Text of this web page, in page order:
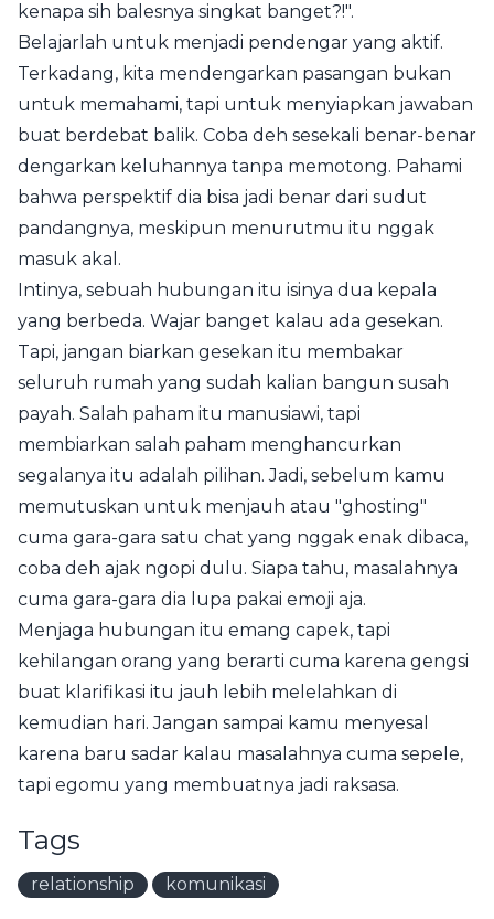
kenapa sih balesnya singkat banget?!".
Belajarlah untuk menjadi pendengar yang aktif.
Terkadang, kita mendengarkan pasangan bukan
untuk memahami, tapi untuk menyiapkan jawaban
buat berdebat balik. Coba deh sesekali benar-benar
dengarkan keluhannya tanpa memotong. Pahami
bahwa perspektif dia bisa jadi benar dari sudut
pandangnya, meskipun menurutmu itu nggak
masuk akal.
Intinya, sebuah hubungan itu isinya dua kepala
yang berbeda. Wajar banget kalau ada gesekan.
Tapi, jangan biarkan gesekan itu membakar
seluruh rumah yang sudah kalian bangun susah
payah. Salah paham itu manusiawi, tapi
membiarkan salah paham menghancurkan
segalanya itu adalah pilihan. Jadi, sebelum kamu
memutuskan untuk menjauh atau "ghosting"
cuma gara-gara satu chat yang nggak enak dibaca,
coba deh ajak ngopi dulu. Siapa tahu, masalahnya
cuma gara-gara dia lupa pakai emoji aja.
Menjaga hubungan itu emang capek, tapi
kehilangan orang yang berarti cuma karena gengsi
buat klarifikasi itu jauh lebih melelahkan di
kemudian hari. Jangan sampai kamu menyesal
karena baru sadar kalau masalahnya cuma sepele,
tapi egomu yang membuatnya jadi raksasa.
Tags
relationship komunikasi